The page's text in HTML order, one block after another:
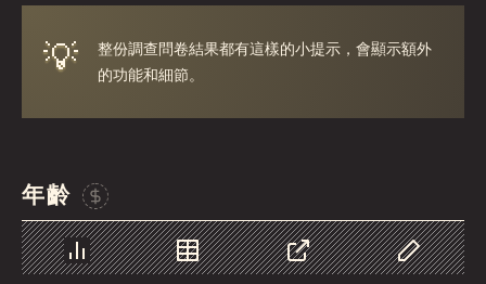
Ecuador
Croatia
Slovakia
Greece
💡
整份調查問卷結果都有這樣的小提示，會顯示額外
的功能和細節。
年齡
贊助這張圖表
圖表 資料 分享
自訂資料